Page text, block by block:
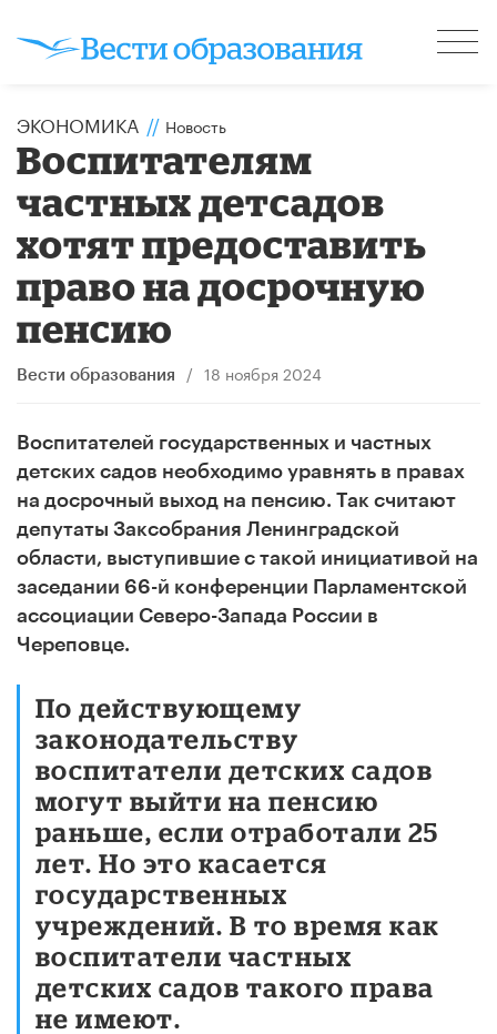
ЭКОНОМИКА // Новость
Воспитателям
частных детсадов
хотят предоставить
право на досрочную
пенсию
Вести образования / 18 ноября 2024
Воспитателей государственных и частных
детских садов необходимо уравнять в правах
на досрочный выход на пенсию. Так считают
депутаты Заксобрания Ленинградской
области, выступившие с такой инициативой на
заседании 66-й конференции Парламентской
ассоциации Северо-Запада России в
Череповце.
По действующему
законодательству
воспитатели детских садов
могут выйти на пенсию
раньше, если отработали 25
лет. Но это касается
государственных
учреждений. В то время как
воспитатели частных
детских садов такого права
не имеют.